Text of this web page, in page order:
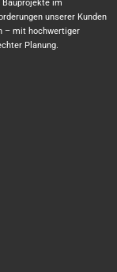
im
unserer Kunden
– mit hochwertiger
Planung.